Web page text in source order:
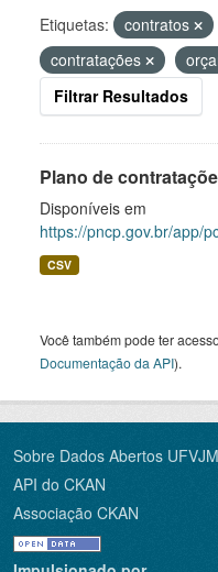
Etiquetas: contratos
contratações
Filtrar Resultados
Plano de
Disponíveis em
https://pncp.gov.br/app/
CSV
Você também pode ter
Documentação da API).
Sobre Dados Abertos UFVJM
API do CKAN
Associação CKAN